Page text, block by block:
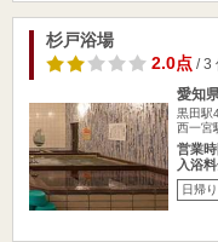
杉戸浴場
2.0点/ 3
愛知
黒田駅
西一宮
営業
入浴
日帰り